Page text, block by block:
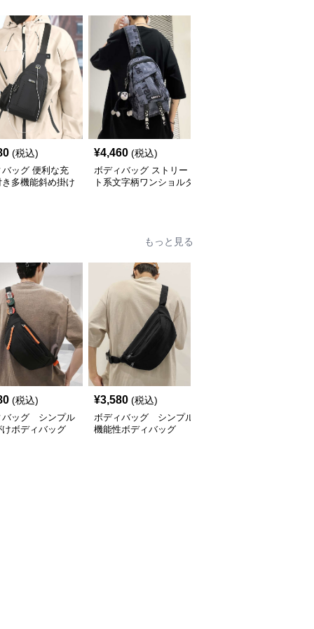
(税込)
バッグ 便利な充
き多機能斜め掛け
¥4,460 (税込)
ボディバッグ ストリー
ト系文字柄ワンショルダ
もっと見る
(税込)
バッグ シンプル
けボディバッグ
¥3,580 (税込)
ボディバッグ シンプル
機能性ボディバッグ